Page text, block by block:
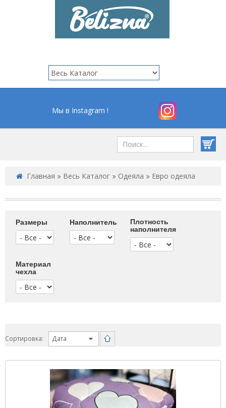
Мы в Instagram !
Главная Весь Каталог Одеяла Евро одеяла
Размеры Наполнитель
Плотность
наполнителя
Материал
чехла
Сортировка: